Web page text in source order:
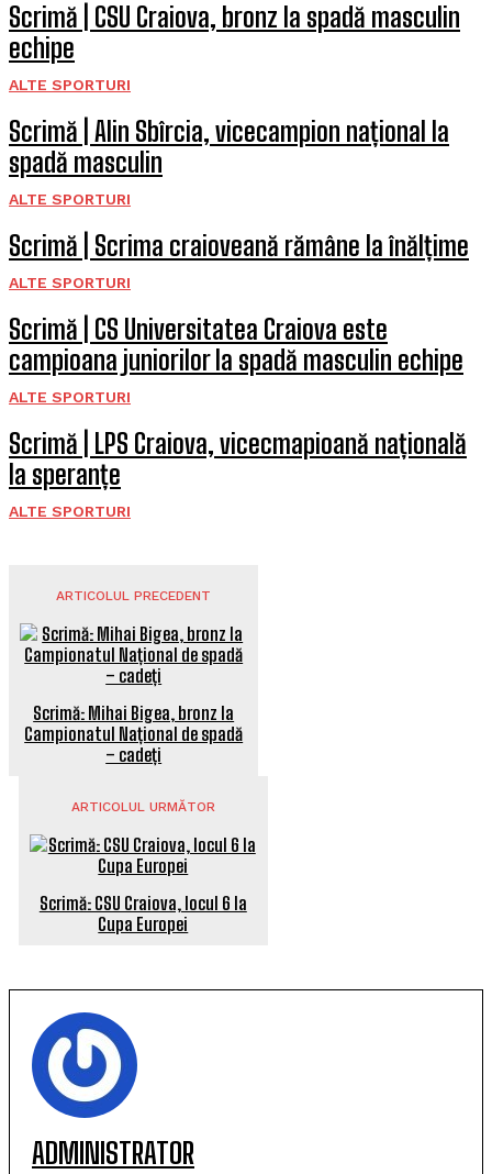
Scrimă | CSU Craiova, bronz la spadă masculin
echipe
ALTE SPORTURI
Scrimă | Alin Sbîrcia, vicecampion național la
spadă masculin
ALTE SPORTURI
Scrimă | Scrima craioveană rămâne la înălțime
ALTE SPORTURI
Scrimă | CS Universitatea Craiova este
campioana juniorilor la spadă masculin echipe
ALTE SPORTURI
Scrimă | LPS Craiova, vicecmapioană națională
la speranțe
ALTE SPORTURI
ARTICOLUL PRECEDENT
Scrimă: Mihai Bigea, bronz la
Campionatul Național de spadă
– cadeți
ARTICOLUL URMĂTOR
Scrimă: CSU Craiova, locul 6 la
Cupa Europei
ADMINISTRATOR